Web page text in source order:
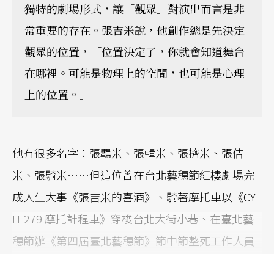
獨特的劇場形式，讓「觀眾」對演出而言是非
常重要的存在。張吉米說，他創作總是先決定
觀眾的位置，「位置決定了，你就會知道舞台
在哪裡。可能是物理上的空間，也可能是心理
上的位置。」
他有很多名字：張羈米、張輯米、張擠米、張佶
米、張騎米……但這位曾在台北藝穗節紅樓劇場完
成人生大事《張吉米的喜酒》、騎著摩托車以《CY
H-279 摩托計程車》穿梭台北大街小巷、在臺北藝
穗節辦《第四屆臺北藝穗節》節中節整死工作人員